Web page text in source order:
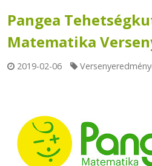
Pangea
Matematika
2019-02-06